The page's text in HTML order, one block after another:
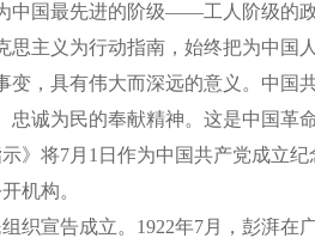
中国最先进的阶级——工人阶级的
主义为行动指南，始终把为中国
，具有伟大而深远的意义。中国
诚为民的奉献精神。这是中国革
》将7月1日作为中国共产党成立纪
机构。
宣告成立。1922年7月，彭湃在